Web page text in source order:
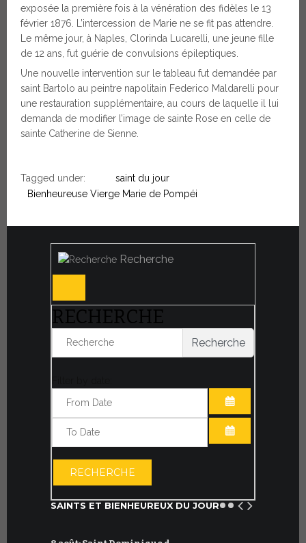
exposée la première fois à la vénération des fidèles le 13
février 1876. L’intercession de Marie ne se fit pas attendre.
Le même jour, à Naples, Clorinda Lucarelli, une jeune fille
de 12 ans, fut guérie de convulsions épileptiques.
Une nouvelle intervention sur le tableau fut demandée par
saint Bartolo au peintre napolitain Federico Maldarelli pour
une restauration supplémentaire, au cours de laquelle il lui
demanda de modifier l’image de sainte Rose en celle de
sainte Catherine de Sienne.
Tagged under:
saint du jour
Bienheureuse Vierge Marie de Pompéi
Recherche
RECHERCHE
Recherche
OUVRIR LE
RECHERCHE
SAINTS ET BIENHEUREUX DU JOUR